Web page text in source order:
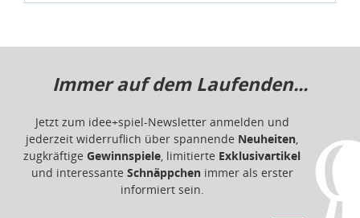
Immer auf dem Laufenden...
Jetzt zum idee+spiel-Newsletter anmelden und
jederzeit widerruflich über spannende Neuheiten,
zugkräftige Gewinnspiele, limitierte Exklusivartikel
und interessante Schnäppchenimmer als erster
informiert sein.